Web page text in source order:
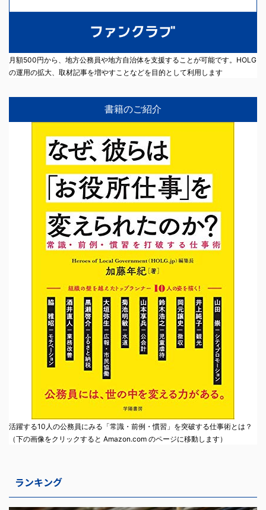
月額500円から、地方公務員や地方自治体を支援することが可能です。HOLG
の運用の拡大、取材記事を増やすことなどを目的として利用します
書籍のご紹介
活躍する10人の公務員にみる「常識・前例・慣習」を突破する仕事術とは？
（下の画像をクリックすると Amazon.com のページに移動します）
ランキング